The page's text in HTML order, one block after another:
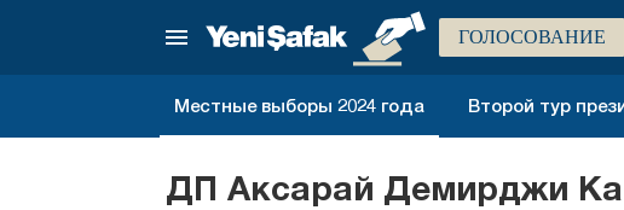
ГОЛОСОВАНИЕ
Местные выборы 2024 года Второй тур
ДП Аксарай Демирджи